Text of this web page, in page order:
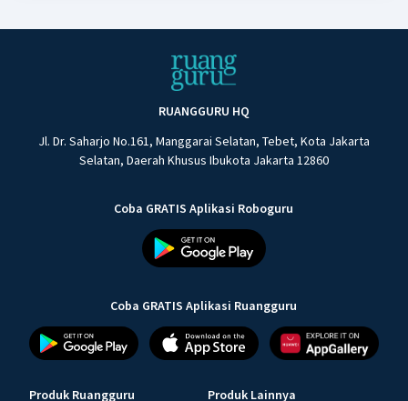
RUANGGURU HQ
Jl. Dr. Saharjo No.161, Manggarai Selatan, Tebet, Kota Jakarta
Selatan, Daerah Khusus Ibukota Jakarta 12860
Coba GRATIS Aplikasi Roboguru
Coba GRATIS Aplikasi Ruangguru
Produk Ruangguru Produk Lainnya